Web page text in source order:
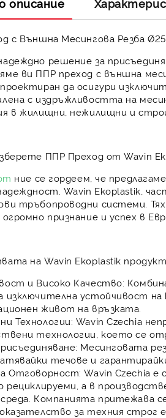
описание
с Външна Месингова Резба
решение за
ви ППР преход с външна
да осигури
с издръжливостта на
в жилищни, нежилищни и
ППР Преход от Wavin
ние се гордеем, че
Wavin Ekoplastik ,
тръбопроводни системи.
огромно признание и успех в
на Wavin Ekoplastik
и Високо Качество:
изключителна устойчивост на
живот на връзката.
Технологии: Wavin Czechia
технологии, което се
Месинговата
течове и
Отговорност: Wavin Czechia е
рециклируеми, а в
Компанията притежава
за техния строг